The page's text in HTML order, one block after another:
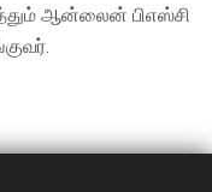
ஆன்லைன் பிஎஸ்சி